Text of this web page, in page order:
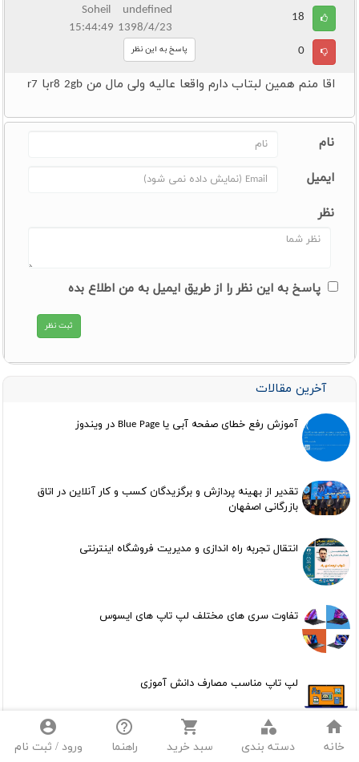
18
0
پاسخ به این نظر
Soheil undefined
1398/4/23 15:44:49
اقا منم همین لبتاب دارم واقعا عالیه ولی مال من r8 2gbبا r7
نام
ایمیل
نظر
پاسخ به این نظر را از طریق ایمیل به من اطلاع بده
آخرین مقالات
آموزش رفع خطای صفحه آبی یا Blue Page در ویندوز
تقدیر از بهینه پردازش و برگزیدگان کسب و کار آنلاین در اتاق
بازرگانی اصفهان
انتقال تجربه راه اندازی و مدیریت فروشگاه اینترنتی
تفاوت سری های مختلف لپ تاپ های ایسوس
لپ تاپ مناسب مصارف دانش آموزی
مشاهده مقالات و نقد و بررسی ها بیشتر
home
خانه
category
دسته بندی
shopping_cart
سبد خرید
help_outline
راهنما
account_circle
ورود / ثبت نام